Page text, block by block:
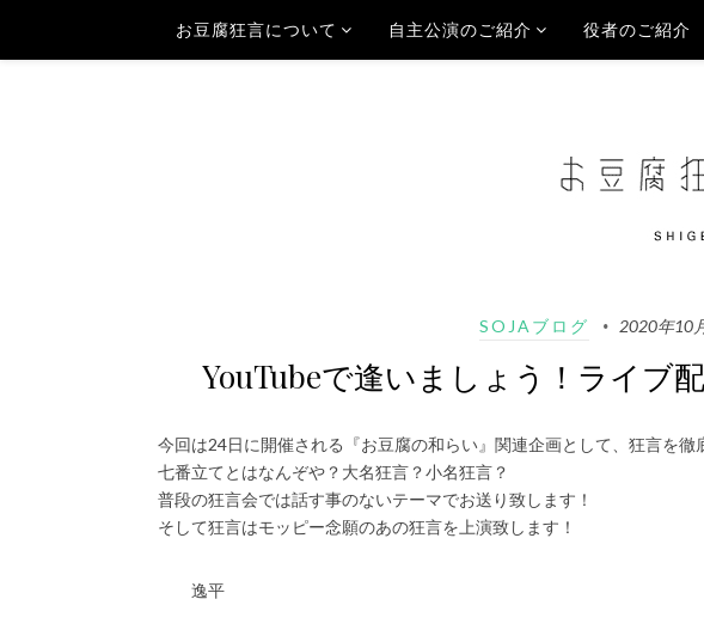
お豆腐狂言について 自主公演のご紹介 役者のご紹介
SOJAブログ 2020年10
YouTubeで逢いましょう！ライブ配
今回は24日に開催される『お豆腐の和らい』関連企画として、狂言を徹
七番立てとはなんぞや？大名狂言？小名狂言？
普段の狂言会では話す事のないテーマでお送り致します！
そして狂言はモッピー念願のあの狂言を上演致します！
逸平